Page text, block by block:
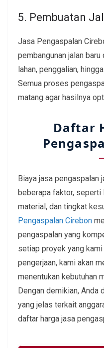
5. Pembuatan
Jasa Pengaspalan
pembangunan jalan
lahan, penggalian,
Semua proses
matang agar hasilnya
Daftar
Biaya jasa pengaspalan
beberapa faktor, seperti
material, dan tingkat
Pengaspalan Cirebon
pengaspalan yang
setiap proyek yang
pengerjaan, kami akan
menentukan kebutuhan
Dengan demikian,
yang jelas terkait
daftar harga jasa